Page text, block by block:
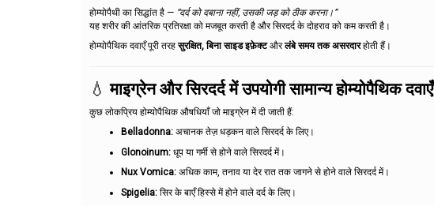
होम्योपैथी का सिद्धांत है — “दर्द को दबाना नहीं, उसकी जड़ को ठीक करना।”
यह शरीर की आंतरिक प्रतिरक्षा को मजबूत करती है और सिरदर्द के दोहराव को कम करती है।
होम्योपैथिक दवाएँ पूरी तरहसुरक्षित, बिना साइड इफ़ेक्टऔरलंबे समय तक असरदारहोती हैं।
💧माइग्रेन और सिरदर्द में उपयोगी सामान्य होम्योपैथिक दवाएँ
कुछ लोकप्रिय होम्योपैथिक औषधियाँ जो माइग्रेन में दी जाती हैं:
Belladonna: अचानक तेज़ धड़कन वाले सिरदर्द के लिए।
Glonoinum: धूप या गर्मी से होने वाले सिरदर्द में।
Nux Vomica: अधिक काम, तनाव या देर रात तक जागने से होने वाले सिरदर्द में।
Spigelia: सिर के बाएँ हिस्से में होने वाले दर्द के लिए।